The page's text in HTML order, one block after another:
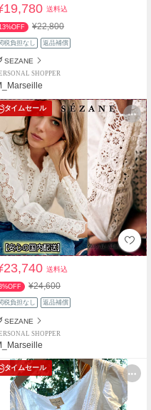
送料込
13%OFF ¥22,800
税負担なし 返品補償
SEZANE
SHOPPER
タイムセール
送料込
¥24,600
税負担なし 返品補償
SEZANE
SHOPPER
タイムセール